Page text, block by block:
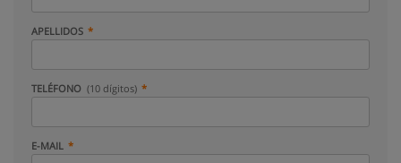
APELLIDOS
TELÉFONO (10 dígitos)
E-MAIL